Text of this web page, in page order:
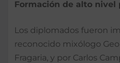
Formación de alto nivel
Los diplomados fueron
reconocido mixólogo
Fragaria, y por Carlos